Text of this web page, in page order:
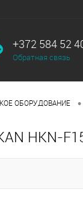
+372 584 52
Обратная связь
ОБОРУДОВАНИЕ •
HKN-